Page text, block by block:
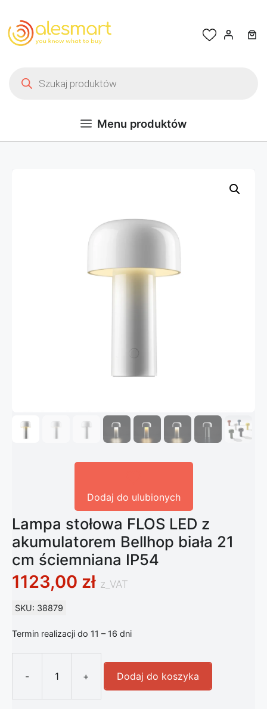
Menu produktów
Dodaj do ulubionych
Lampa stołowa FLOS LED z
akumulatorem Bellhop biała 21
cm ściemniana IP54
1123,00 zł z_VAT
SKU: 38879
Termin realizacji do 11 – 16 dni
-
ilość Lampa stołowa FLOS LED z
+ Dodaj do koszyka